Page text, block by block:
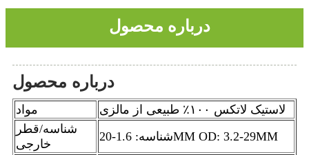
درباره محصول
درباره محصول
مواد
لاستیک لاتکس ۱۰۰٪ طبیعی از مالزی
شناسه/قطر
خارجی
شناسه: 1.6-20MM OD: 3.2-29MM